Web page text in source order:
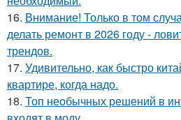
16. Внимание! Только в том
делать ремонт в 2026 году -
трендов.
17. Удивительно, как быстро
квартире, когда надо.
18. Топ необычных решений в